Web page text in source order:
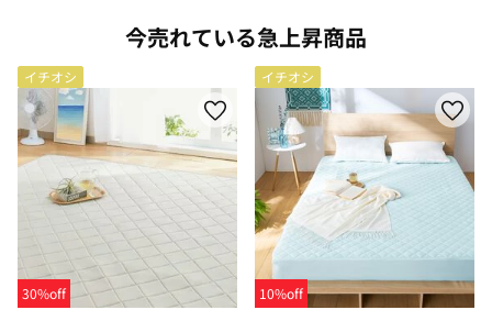
今売れている急上昇商品
イチオシ
30%off
イチオシ
10%off